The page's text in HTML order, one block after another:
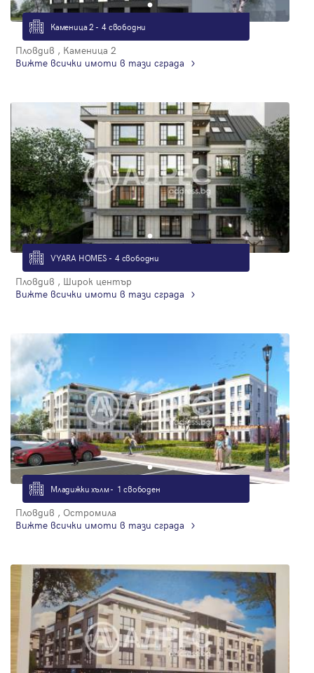
Каменица 2 - 4 свободни
Пловдив , Каменица 2
Вижте всички имоти в тази сграда
VYARA HOMES - 4 свободни
Пловдив , Широк център
Вижте всички имоти в тази сграда
Младижки хълм - 1 свободен
Пловдив , Остромила
Вижте всички имоти в тази сграда